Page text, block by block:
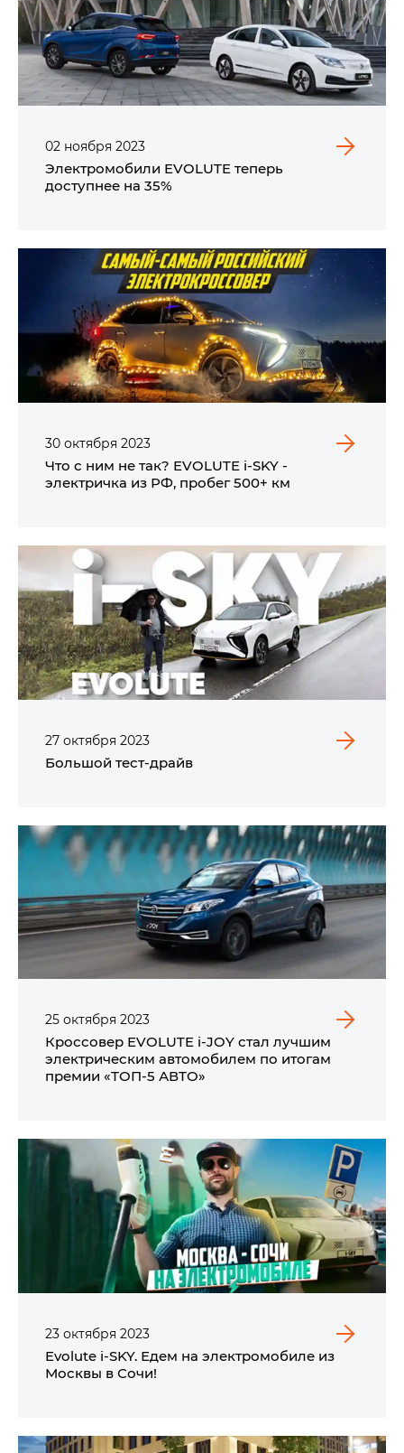
02 ноября 2023
Электромобили EVOLUTE теперь
доступнее на 35%
30 октября 2023
Что с ним не так? EVOLUTE i‑SKY -
электричка из РФ, пробег 500+ км
27 октября 2023
Большой тест-драйв
25 октября 2023
Кроссовер EVOLUTE i-JOY стал лучшим
электрическим автомобилем по итогам
премии «ТОП-5 АВТО»
23 октября 2023
Evolute i‑SKY. Едем на электромобиле из
Москвы в Сочи!